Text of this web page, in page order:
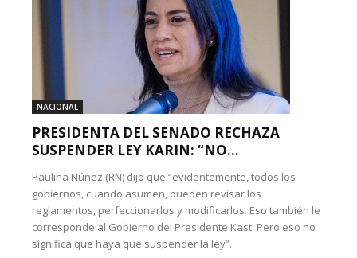
NACIONAL
PRESIDENTA DEL SENADO RECHAZA
SUSPENDER LEY KARIN: “NO...
Paulina Núñez (RN) dijo que “evidentemente, todos los
gobiernos, cuando asumen, pueden revisar los
reglamentos, perfeccionarlos y modificarlos. Eso también le
corresponde al Gobierno del Presidente Kast. Pero eso no
significa que haya que suspender la ley”.